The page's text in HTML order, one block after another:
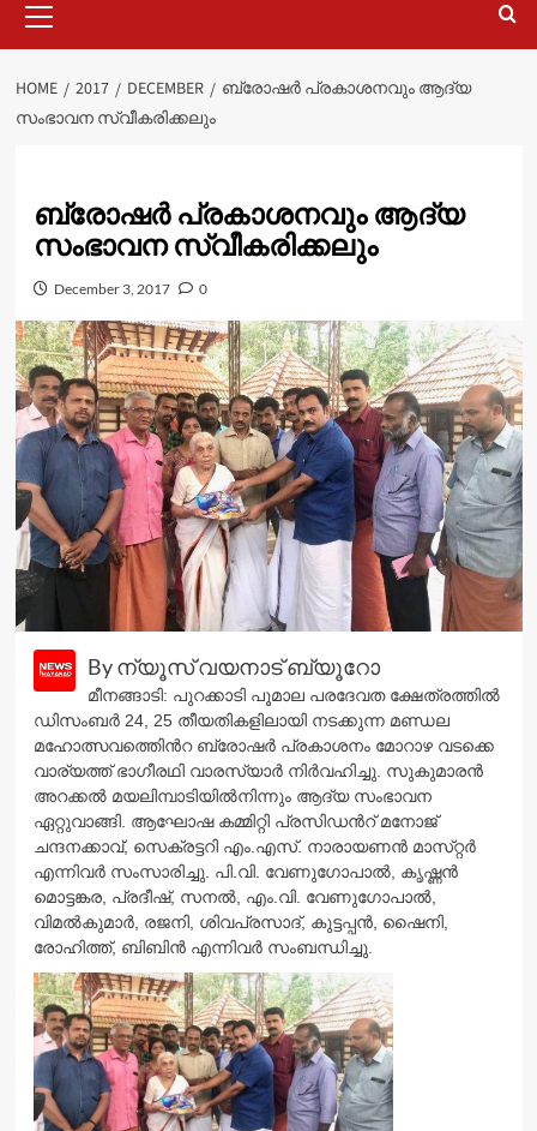
Menu
HOME 2017 DECEMBER
ബ്രോഷർ പ്രകാശനവും ആദ്യ
സംഭാവന സ്വീകരിക്കലും
ബ്രോഷർ പ്രകാശനവും ആദ്യ
സംഭാവന സ്വീകരിക്കലും
December 3, 2017 0
By ന്യൂസ് വയനാട് ബ്യൂറോ
മീനങ്ങാടി: പുറക്കാടി പൂമാല പരദേവത ക്ഷേത്രത്തിൽ
ഡിസംബർ 24, 25 തീയതികളിലായി നടക്കുന്ന മണ്ഡല
മഹോത്സവത്തിെൻറ ബ്രോഷർ പ്രകാശനം മോറാഴ വടക്കെ
വാര്യത്ത് ഭാഗീരഥി വാരസ്യാർ നിർവഹിച്ചു. സുകുമാരൻ
അറക്കൽ മയലിമ്പാടിയിൽനിന്നും ആദ്യ സംഭാവന
ഏറ്റുവാങ്ങി. ആഘോഷ കമ്മിറ്റി പ്രസിഡൻറ് മനോജ്
ചന്ദനക്കാവ്, സെക്രട്ടറി എം.എസ്. നാരായണൻ മാസ്​റ്റർ
എന്നിവർ സംസാരിച്ചു. പി.വി. വേണുഗോപാൽ, കൃഷ്ണൻ
മൊട്ടങ്കര, പ്രദീഷ്, സനൽ, എം.വി. വേണുഗോപാൽ,
വിമൽകുമാർ, രജനി, ശിവപ്രസാദ്, കുട്ടപ്പൻ, ഷൈനി,
രോഹിത്ത്, ബിബിൻ എന്നിവർ സംബന്ധിച്ചു.